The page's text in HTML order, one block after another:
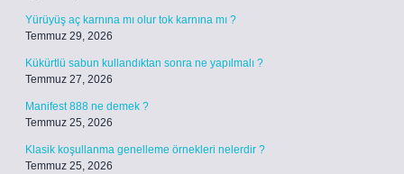
Yürüyüş aç karnına mı olur tok karnına mı ?
Temmuz 29, 2026
Kükürtlü sabun kullandıktan sonra ne yapılmalı ?
Temmuz 27, 2026
Manifest 888 ne demek ?
Temmuz 25, 2026
Klasik koşullanma genelleme örnekleri nelerdir ?
Temmuz 25, 2026